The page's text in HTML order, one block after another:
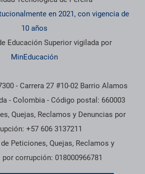
en 2021, con vigencia de
10 años
Educación Superior vigilada por
MinEducación
- Carrera 27 #10-02 Barrio Alamos
- Colombia - Código postal: 660003
Quejas, Reclamos y Denuncias por
+57 606 3137211
Peticiones, Quejas, Reclamos y
por corrupción: 018000966781